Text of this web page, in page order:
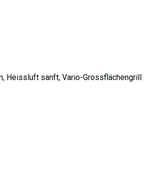
Heissluft sanft, Vario-Grossflächengrill